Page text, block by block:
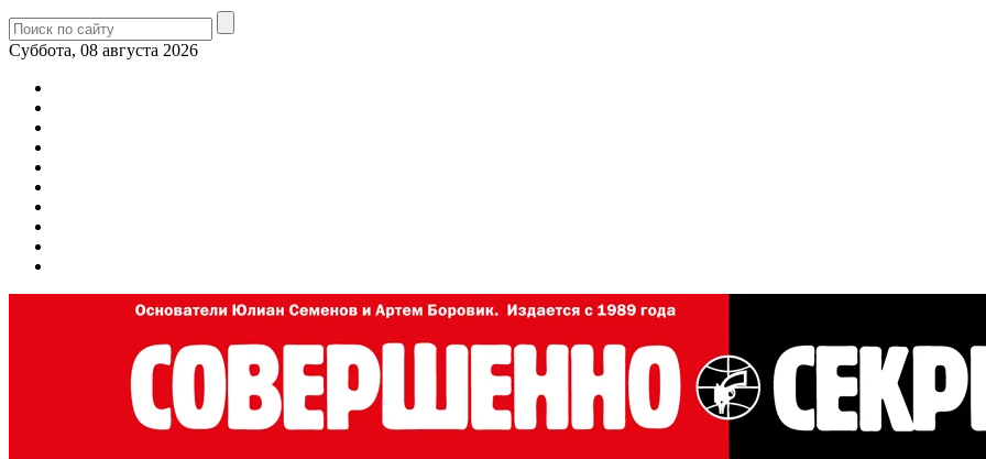
Суббота, 08 августа 2026